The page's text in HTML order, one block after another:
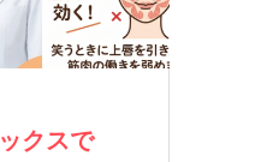
クスで